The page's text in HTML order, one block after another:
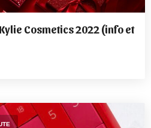
Cosmetics 2022 (info et